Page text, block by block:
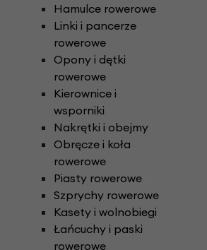
Hamulce rowerowe
Linki i pancerze
rowerowe
Opony i dętki
rowerowe
Kierownice i
wsporniki
Nakrętki i obejmy
Obręcze i koła
rowerowe
Piasty rowerowe
Szprychy rowerowe
Kasety i wolnobiegi
Łańcuchy i paski
rowerowe